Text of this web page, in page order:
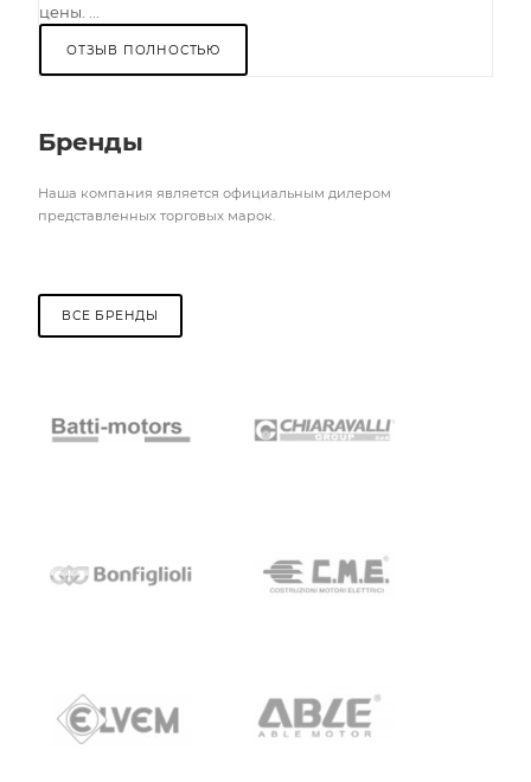
цены. ...
ОТЗЫВ ПОЛНОСТЬЮ
Бренды
Наша компания является официальным дилером
представленных торговых марок.
ВСЕ БРЕНДЫ